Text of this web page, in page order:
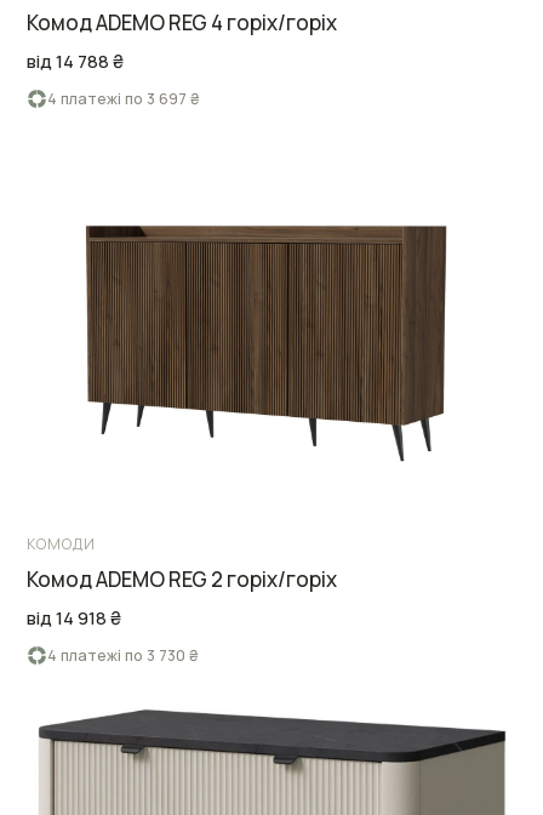
Комод ADEMO REG 4 горіх/горіх
від 14 788 ₴
4 платежі по 3 697 ₴
КОМОДИ
Комод ADEMO REG 2 горіх/горіх
від 14 918 ₴
4 платежі по 3 730 ₴